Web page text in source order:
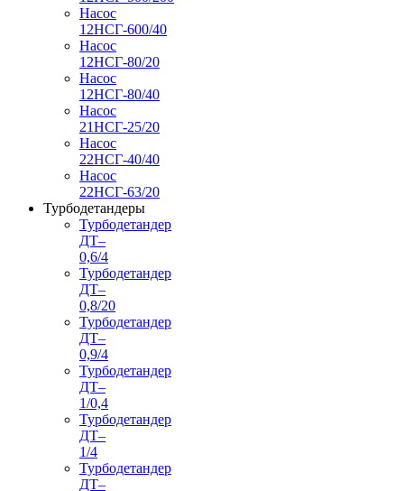
Насос
12НСГ-600/40
Насос
12НСГ-80/20
Насос
12НСГ-80/40
Насос
21НСГ-25/20
Насос
22НСГ-40/40
Насос
22НСГ-63/20
Турбодетандеры
Турбодетандер
ДТ–
0,6/4
Турбодетандер
ДТ–
0,8/20
Турбодетандер
ДТ–
0,9/4
Турбодетандер
ДТ–
1/0,4
Турбодетандер
ДТ–
1/4
Турбодетандер
ДТ–